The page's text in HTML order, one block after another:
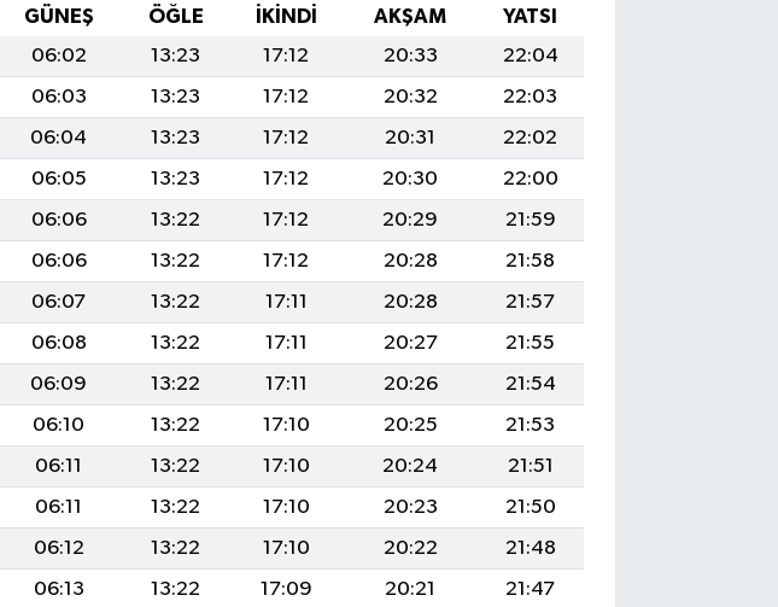
GÜNEŞ ÖĞLE İKINDI AKŞAM
YATSI
06:02 13:23 17:12 20:33
22:04
06:03 13:23 17:12 20:32
22:03
06:04 13:23 17:12 20:31
22:02
06:05 13:23 17:12 20:30
22:00
06:06 13:22 17:12 20:29
21:59
06:06 13:22 17:12 20:28
21:58
06:07 13:22 17:11 20:28
21:57
06:08 13:22 17:11 20:27
21:55
06:09 13:22 17:11 20:26
21:54
06:10 13:22 17:10 20:25
21:53
06:11 13:22 17:10 20:24
21:51
06:11 13:22 17:10 20:23
21:50
06:12 13:22 17:10 20:22
21:48
06:13 13:22 17:09 20:21
21:47